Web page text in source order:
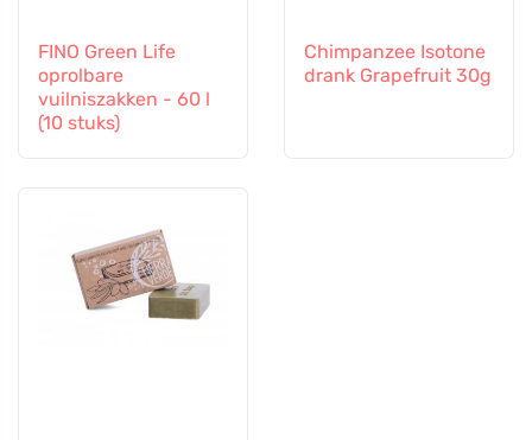
FINO Green Life
oprolbare
vuilniszakken - 60 l
(10 stuks)
Chimpanzee Isotone
drank Grapefruit 30g